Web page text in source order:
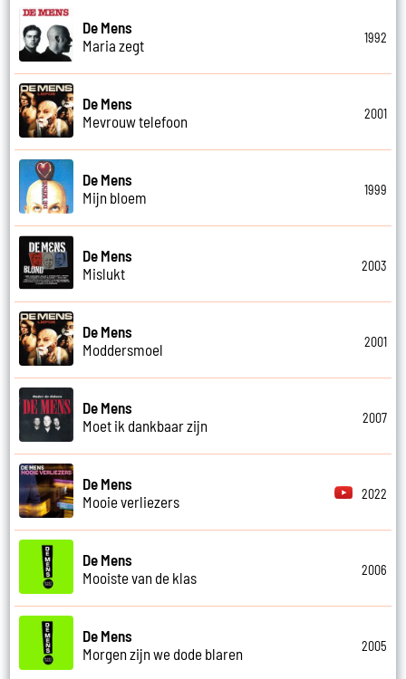
De Mens
Maria zegt
1992
De Mens
Mevrouw telefoon
2001
De Mens
Mijn bloem
1999
De Mens
Mislukt
2003
De Mens
Moddersmoel
2001
De Mens
Moet ik dankbaar zijn
2007
De Mens
Mooie verliezers
2022
De Mens
Mooiste van de klas
2006
De Mens
Morgen zijn we dode blaren
2005